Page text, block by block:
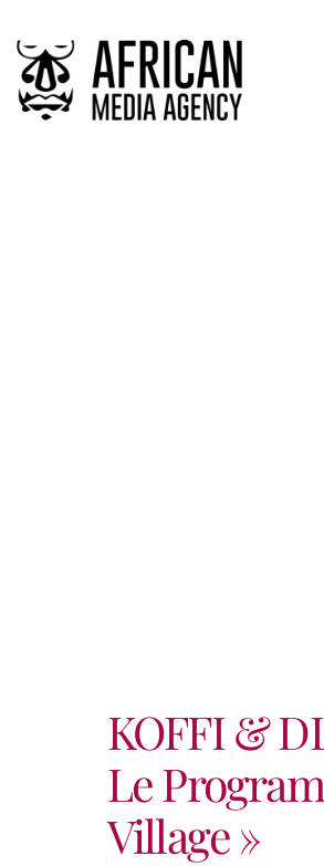
KOFFI &
Le
Village »